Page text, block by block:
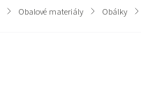
/ Obalové materiály / Obálky /